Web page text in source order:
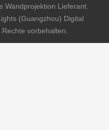
Wandprojektion Lieferant.
(Guangzhou) Digital
vorbehalten.